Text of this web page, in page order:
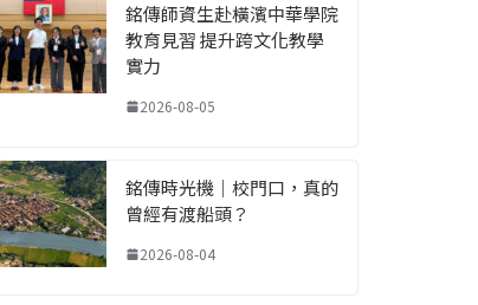
銘傳師資生赴橫濱中華學院
教育見習 提升跨文化教學
實力
2026-08-05
銘傳時光機｜校門口，真的
曾經有渡船頭？
2026-08-04